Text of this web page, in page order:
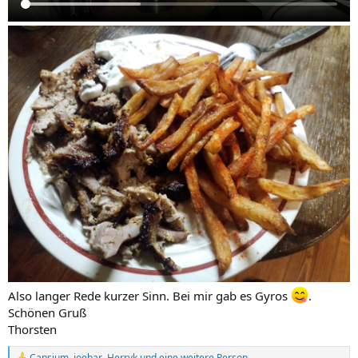
Also langer Rede kurzer Sinn. Bei mir gab es Gyros
.
Schönen Gruß
Thorsten